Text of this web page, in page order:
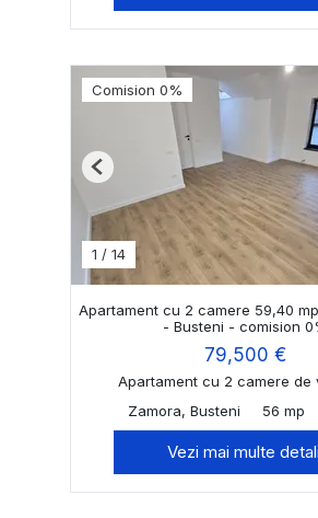
Comision 0%
1 / 14
Previous
Apartament cu 2 camere 59,40
- Busteni - comision
79,500 €
Apartament cu 2 camere de
Zamora, Busteni
56 mp
Vezi mai multe